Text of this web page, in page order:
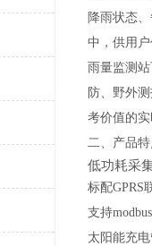
降雨状态
中，供用
雨量监测
防、野外
考价值的
二、产品
低功耗采
标配GPRS
支持
太阳能充